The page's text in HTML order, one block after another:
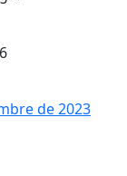
de 2023